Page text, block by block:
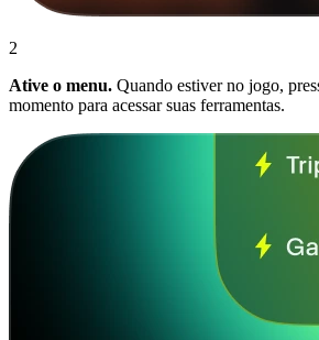
2
Ative o menu. Quando estiver no jogo,
momento para acessar suas ferramentas.